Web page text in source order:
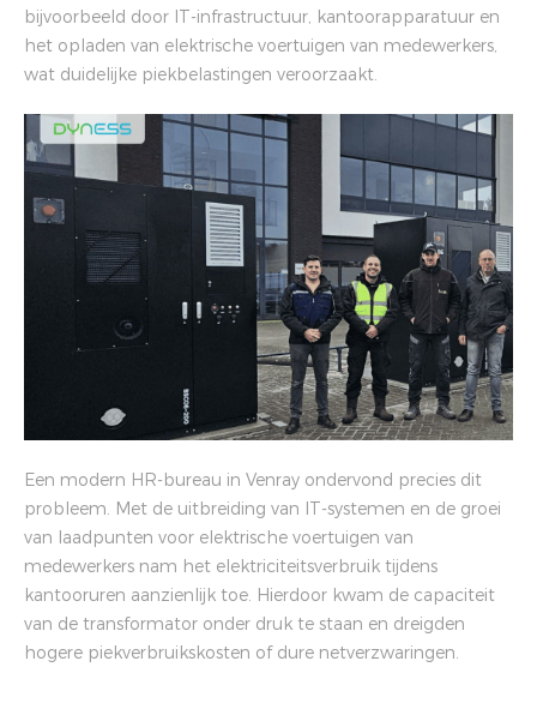
bijvoorbeeld door IT-infrastructuur, kantoorapparatuur en
het opladen van elektrische voertuigen van medewerkers,
wat duidelijke piekbelastingen veroorzaakt.
Een modern HR-bureau in Venray ondervond precies dit
probleem. Met de uitbreiding van IT-systemen en de groei
van laadpunten voor elektrische voertuigen van
medewerkers nam het elektriciteitsverbruik tijdens
kantooruren aanzienlijk toe. Hierdoor kwam de capaciteit
van de transformator onder druk te staan en dreigden
hogere piekverbruikskosten of dure netverzwaringen.